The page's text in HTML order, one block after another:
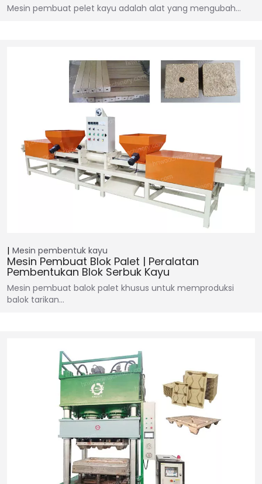
Mesin pembuat pelet kayu adalah alat yang mengubah…
Mesin pembentuk kayu
Mesin Pembuat Blok Palet | Peralatan
Pembentukan Blok Serbuk Kayu
Mesin pembuat balok palet khusus untuk memproduksi
balok tarikan…